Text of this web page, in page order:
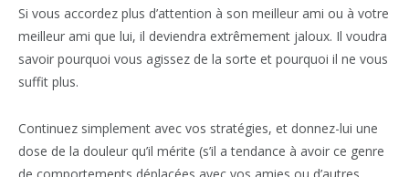
Si vous accordez plus d’attention à son meilleur ami ou à votre
meilleur ami que lui, il deviendra extrêmement jaloux. Il voudra
savoir pourquoi vous agissez de la sorte et pourquoi il ne vous
suffit plus.
Continuez simplement avec vos stratégies, et donnez-lui une
dose de la douleur qu’il mérite (s’il a tendance à avoir ce genre